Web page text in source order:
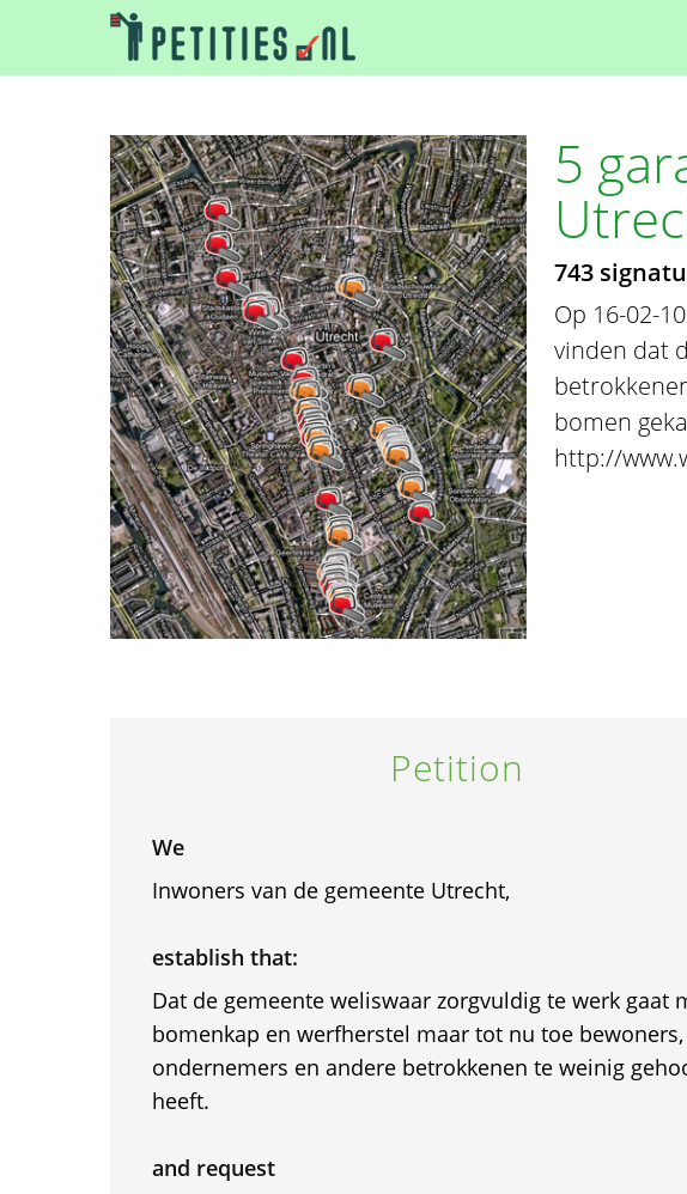
5
743
Op 16-02-
vinden dat
bomen
http://
Petition
We
Inwoners van de gemeente Utrecht,
establish that:
Dat de gemeente weliswaar zorgvuldig te werk gaat
bomenkap en werfherstel maar tot nu toe bewoners,
ondernemers en andere betrokkenen te weinig
heeft.
and request